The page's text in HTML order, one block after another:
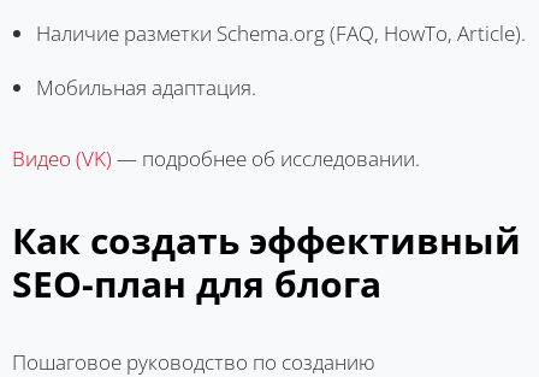
Наличие разметки Schema.org (FAQ, HowTo, Article).
Мобильная адаптация.
Видео (VK) — подробнее об исследовании.
Как создать эффективный
SEO-план для блога
Пошаговое руководство по созданию